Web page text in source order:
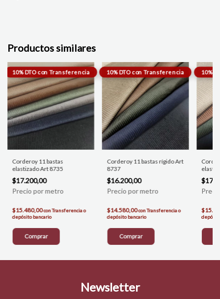
Productos similares
Corderoy 11 bastas
elastizado Art 8735
$17.200,00
$15.480,00conTransferencia o
depósito bancario
Comprar
Corderoy 11 bastas rígido Art
8737
$16.200,00
$14.580,00conTransferencia o
depósito bancario
Comprar
Newsletter